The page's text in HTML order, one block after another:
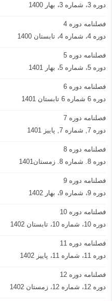
دوره 3، شماره 3، بهار 1400
فصلنامه دوره 4
دوره 4، شماره 4، تابستان 1400
فصلنامه دوره 5
دوره 5، شماره 5، بهار 1401
فصلنامه دوره 6
دوره 6 شماره 6 تابستان 1401
فصلنامه دوره 7
دوره 7, شماره 7, پاییز 1401
فصلنامه دوره 8
دوره 8. شماره 8. زمستان1401
فصلنامه دوره 9
دوره 9، شماره 9، بهار 1402
فصلنامه دوره 10
دوره 10، شماره 10، تابستان 1402
فصلنامه دوره 11
دوره 11، شماره 11، پاییز 1402
فصلنامه دوره 12
دوره 12، شماره 12، زمستان 1402